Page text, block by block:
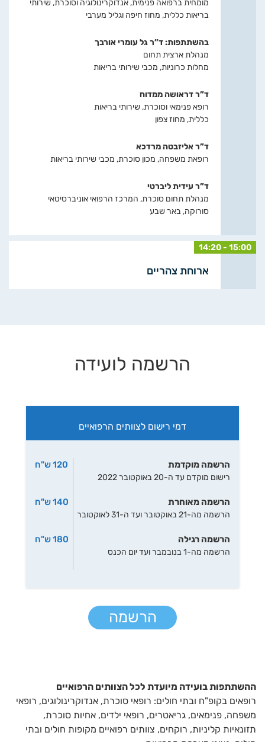
מומחית ברפואה פנימית, אנדוקרינולוגיה וסוכרת, שירותי
בריאות כללית, מחוז חיפה וגליל מערבי
בהשתתפות: ד”ר גל עומרי אורבך
מנהלת ארצית תחום
מחלות כרוניות, מכבי שירותי בריאות
ד”ר דראושה ממדוח
רופא פנימאי וסוכרת, שירותי בריאות
כללית, מחוז צפון
ד”ר אליזבטה מרדכא
רופאת משפחה, מכון סוכרת, מכבי שירותי בריאות
ד”ר עידית ליברטי
מנהלת תחום סוכרת, המרכז הרפואי אוניברסיטאי
סורוקה, באר שבע
14:20 - 15:00
ארוחת צהריים
הרשמה לועידה
דמי רישום לצוותים הרפואיים
הרשמה מוקדמת
רישום מוקדם עד ה-20 באוקטובר 2022
120 ש"ח
הרשמה מאוחרת
הרשמה מה-21 באוקטובר ועד ה-31 לאוקטובר
140 ש"ח
הרשמה רגילה
הרשמה מה-1 בנובמבר ועד יום הכנס
180 ש"ח
הרשמה
ההשתתפות בועידה מיועדת לכל הצוותים הרפואיים
רופאים בקופ"ח ובתי חולים: רופאי סוכרת, אנדוקרינולוגים, רופאי
משפחה, פנימאים, גריאטרים, רופאי ילדים, אחיות סוכרת,
תזונאיות קליניות, רוקחים, צוותים רפואיים מקופות חולים ובתי